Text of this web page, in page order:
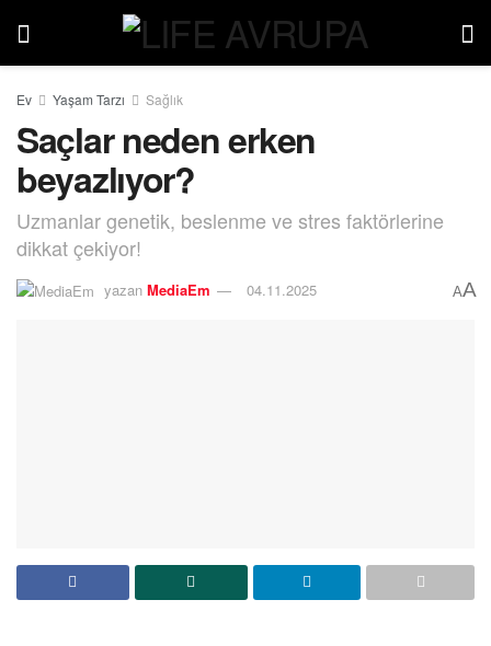
Ev Yaşam Tarzı Sağlık
Saçlar neden erken
beyazlıyor?
Uzmanlar genetik, beslenme ve stres faktörlerine
dikkat çekiyor!
yazan MediaEm 04.11.2025 AA